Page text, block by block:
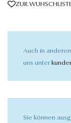
ZUR
Auch in
uns unter
Sie können